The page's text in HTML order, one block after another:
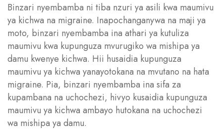
Binzari nyembamba ni tiba nzuri ya asili kwa maumivu
ya kichwa na migraine. Inapochanganywa na maji ya
moto, binzari nyembamba ina athari ya kutuliza
maumivu kwa kupunguza mvurugiko wa mishipa ya
damu kwenye kichwa. Hii husaidia kupunguza
maumivu ya kichwa yanayotokana na mvutano na hata
migraine. Pia, binzari nyembamba ina sifa za
kupambana na uchochezi, hivyo kusaidia kupunguza
maumivu ya kichwa ambayo hutokana na uchochezi
wa mishipa ya damu.